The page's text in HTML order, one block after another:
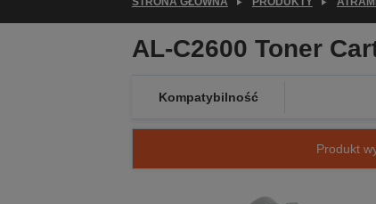
AL-C2600 Toner
Kompatybilność
Produkt